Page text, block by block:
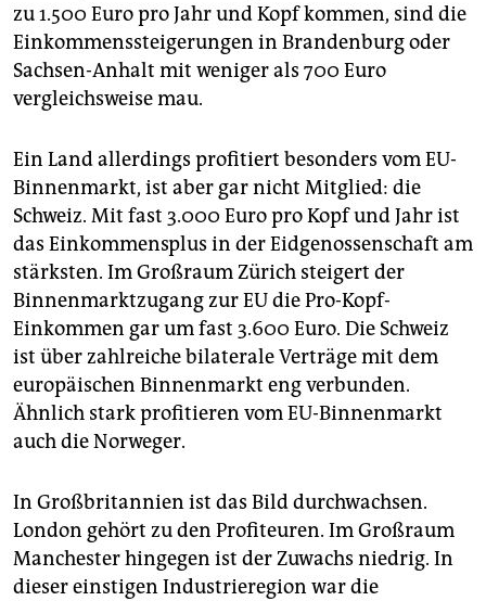
zu 1.500 Euro pro Jahr und Kopf kommen, sind die
Einkommenssteigerungen in Brandenburg oder
Sachsen-Anhalt mit weniger als 700 Euro
vergleichsweise mau.
Ein Land allerdings profitiert besonders vom EU-
Binnenmarkt, ist aber gar nicht Mitglied: die
Schweiz. Mit fast 3.000 Euro pro Kopf und Jahr ist
das Einkommensplus in der Eidgenossenschaft am
stärksten. Im Großraum Zürich steigert der
Binnenmarktzugang zur EU die Pro-Kopf-
Einkommen gar um fast 3.600 Euro. Die Schweiz
ist über zahlreiche bilaterale Verträge mit dem
europäischen Binnenmarkt eng verbunden.
Ähnlich stark profitieren vom EU-Binnenmarkt
auch die Norweger.
In Großbritannien ist das Bild durchwachsen.
London gehört zu den Profiteuren. Im Großraum
Manchester hingegen ist der Zuwachs niedrig. In
dieser einstigen Industrieregion war die